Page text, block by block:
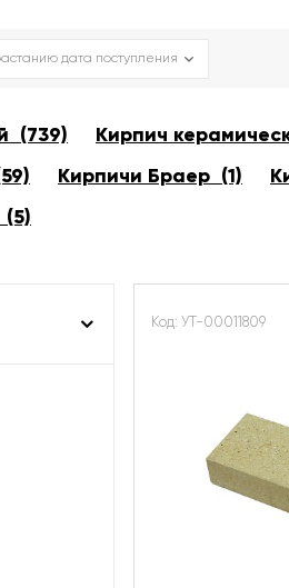
(739) Кирпич
Кирпичи Браер (1)
Код: УТ-00011809